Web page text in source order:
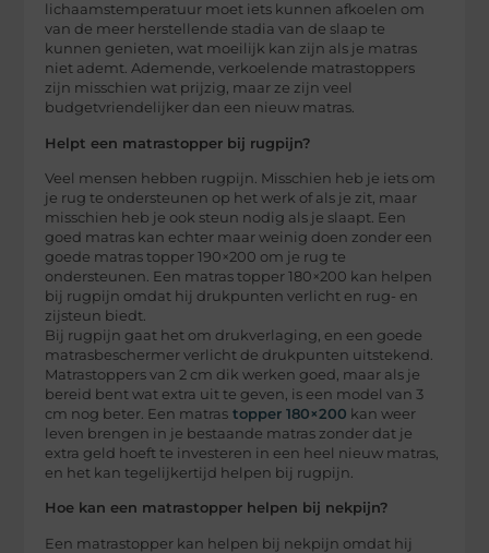
lichaamstemperatuur moet iets kunnen afkoelen om
van de meer herstellende stadia van de slaap te
kunnen genieten, wat moeilijk kan zijn als je matras
niet ademt. Ademende, verkoelende matrastoppers
zijn misschien wat prijzig, maar ze zijn veel
budgetvriendelijker dan een nieuw matras.
Helpt een matrastopper bij rugpijn?
Veel mensen hebben rugpijn. Misschien heb je iets om
je rug te ondersteunen op het werk of als je zit, maar
misschien heb je ook steun nodig als je slaapt. Een
goed matras kan echter maar weinig doen zonder een
goede matras topper 190×200 om je rug te
ondersteunen. Een matras topper 180×200 kan helpen
bij rugpijn omdat hij drukpunten verlicht en rug- en
zijsteun biedt.
Bij rugpijn gaat het om drukverlaging, en een goede
matrasbeschermer verlicht de drukpunten uitstekend.
Matrastoppers van 2 cm dik werken goed, maar als je
bereid bent wat extra uit te geven, is een model van 3
cm nog beter. Een matras topper 180×200 kan weer
leven brengen in je bestaande matras zonder dat je
extra geld hoeft te investeren in een heel nieuw matras,
en het kan tegelijkertijd helpen bij rugpijn.
Hoe kan een matrastopper helpen bij nekpijn?
Een matrastopper kan helpen bij nekpijn omdat hij